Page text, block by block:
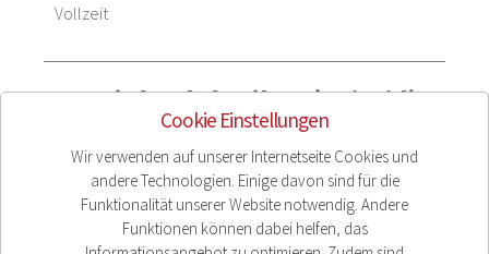
Cookie Einstellungen
Wir verwenden auf unserer Internetseite Cookies und
andere Technologien. Einige davon sind für die
Funktionalität unserer Website notwendig. Andere
Funktionen können dabei helfen, das
Vollzeit
Betriebselektriker (m/w/d)
Unternehmensbereich
Instandhaltung
Standort